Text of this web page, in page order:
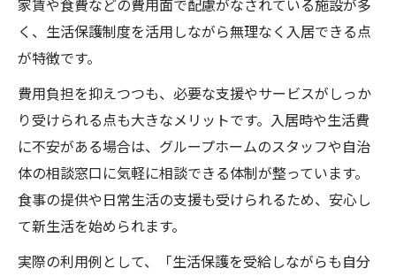
家賃や食費などの費用面で配慮がなされている施設が多
く、生活保護制度を活用しながら無理なく入居できる点
が特徴です。
費用負担を抑えつつも、必要な支援やサービスがしっか
り受けられる点も大きなメリットです。入居時や生活費
に不安がある場合は、グループホームのスタッフや自治
体の相談窓口に気軽に相談できる体制が整っています。
食事の提供や日常生活の支援も受けられるため、安心し
て新生活を始められます。
実際の利用例として、「生活保護を受給しながらも自分